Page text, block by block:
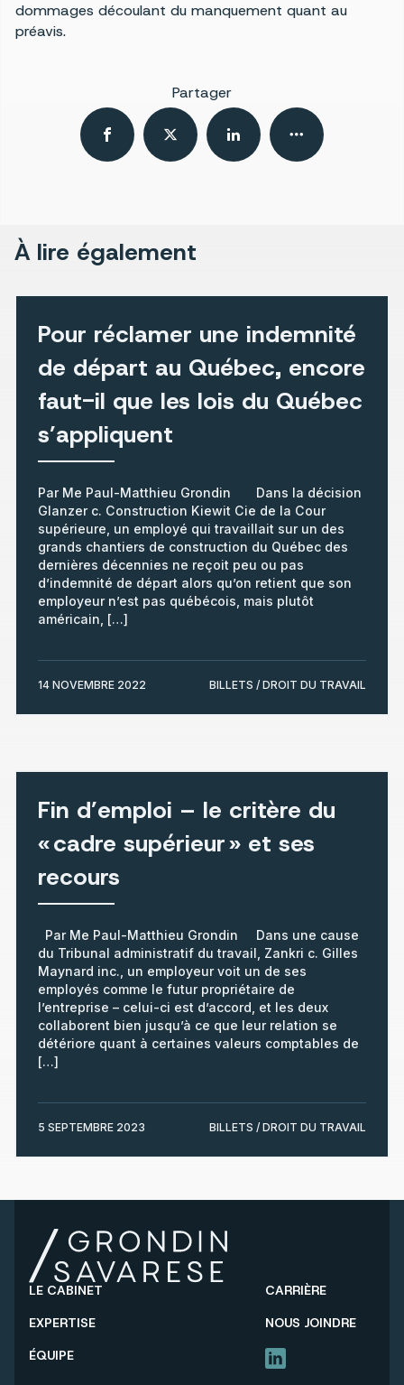
dommages découlant du manquement quant au
préavis.
Partager
À lire également
Pour réclamer une indemnité
de départ au Québec, encore
faut-il que les lois du Québec
s’appliquent
Par Me Paul-Matthieu Grondin Dans la décision
Glanzer c. Construction Kiewit Cie de la Cour
supérieure, un employé qui travaillait sur un des
grands chantiers de construction du Québec des
dernières décennies ne reçoit peu ou pas
d’indemnité de départ alors qu’on retient que son
employeur n’est pas québécois, mais plutôt
américain, […]
14 NOVEMBRE 2022 BILLETS / DROIT DU TRAVAIL
Fin d’emploi – le critère du
« cadre supérieur » et ses
recours
Par Me Paul-Matthieu Grondin Dans une cause
du Tribunal administratif du travail, Zankri c. Gilles
Maynard inc., un employeur voit un de ses
employés comme le futur propriétaire de
l’entreprise – celui-ci est d’accord, et les deux
collaborent bien jusqu’à ce que leur relation se
détériore quant à certaines valeurs comptables de
[…]
5 SEPTEMBRE 2023 BILLETS / DROIT DU TRAVAIL
LE CABINET
CARRIÈRE
EXPERTISE
NOUS JOINDRE
ÉQUIPE
LINKEDIN